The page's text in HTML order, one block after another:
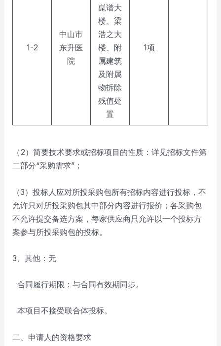
1-2
中山市
东升医
院
崑谱大
楼、梁
浩之大
楼、附
属建筑
及附属
物拆除
残值处
置
1项
（2）简要技术要求或招标项目的性质：详见招标文件第
二部分“采购需求”；
（3）投标人应对所投采购包所有招标内容进行投标，不
允许只对所投采购包其中部分内容进行报价；各采购包
不允许提交备选方案，每家供应商只允许以一个投标方
案参与所投采购包的投标。
3、其他：无
合同履行期限：与合同有效期同步。
本项目不接受联合体投标。
二、申请人的资格要求